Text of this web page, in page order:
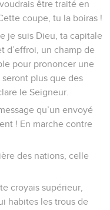
être traité en
coupe, tu la boiras !
je suis Dieu, ta capitale
d’effroi, un champ de
pour prononcer une
plus que des
le Seigneur.
qu’un envoyé
! En marche contre
des nations, celle
croyais supérieur,
habites les trous de